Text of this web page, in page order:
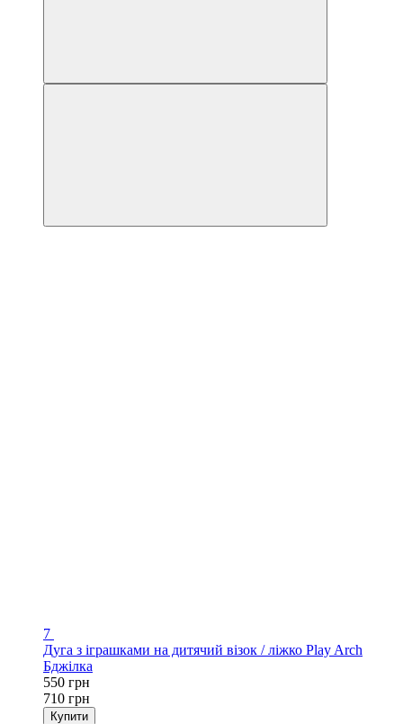
7
Дуга з іграшками на дитячий візок / ліжко Play Arch
Бджілка
550 грн
710 грн
Купити